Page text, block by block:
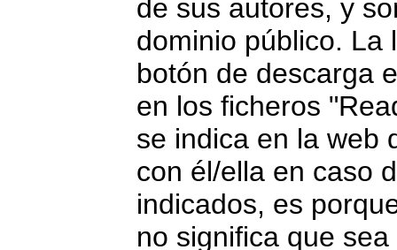
de sus autores, y
dominio público. La
botón de descarga
en los ficheros
se indica en la web
con él/ella en caso
indicados, es
no significa que